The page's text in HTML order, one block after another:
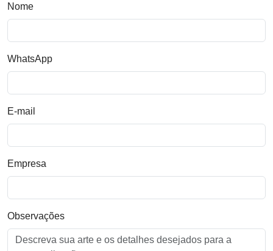
Nome
WhatsApp
E-mail
Empresa
Observações